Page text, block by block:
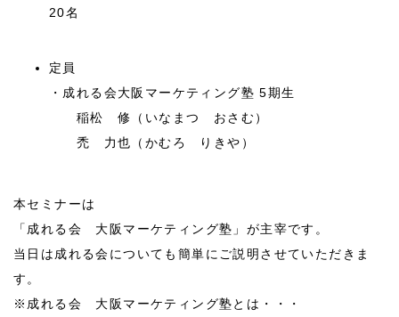
20名
定員
・成れる会大阪マーケティング塾 5期生
稲松 修（いなまつ おさむ）
禿 力也（かむろ りきや）
本セミナーは
「成れる会 大阪マーケティング塾」が主宰です。
当日は成れる会についても簡単にご説明させていただきま
す。
※成れる会 大阪マーケティング塾とは・・・